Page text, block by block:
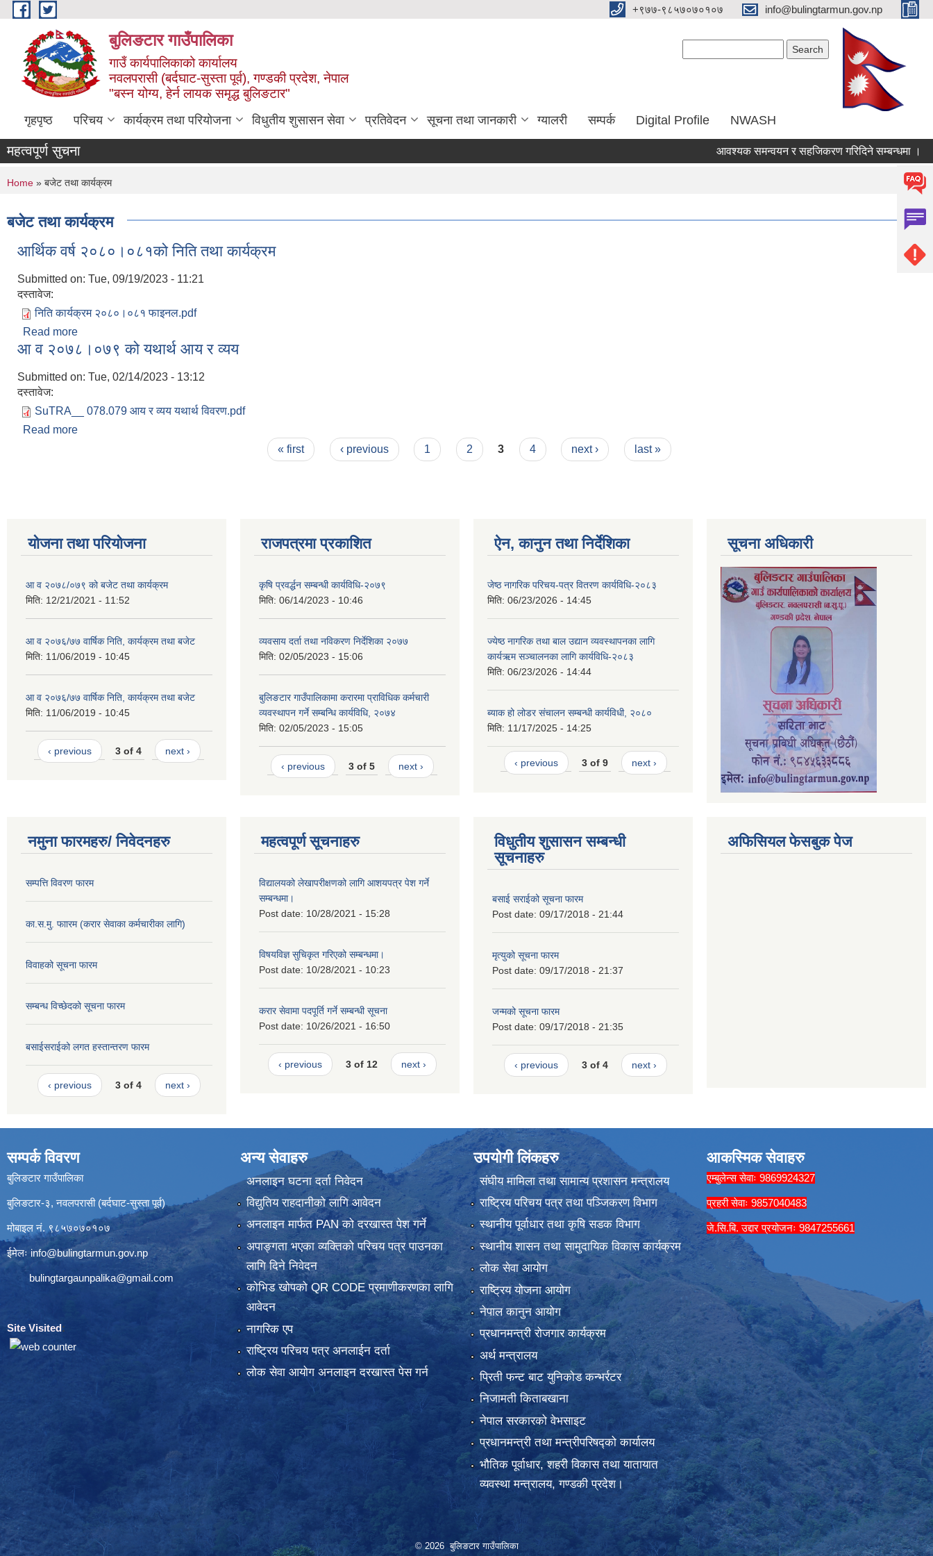
Skip to main content ‌+९७७-९८५७०७०१०७ info@bulingtarmun.gov.np
बुलिङटार गाउँपालिका
गाउँ कार्यपालिकाको कार्यालय
नवलपरासी (बर्दघाट-सुस्ता पूर्व), गण्डकी प्रदेश, नेपाल
"बस्न योग्य, हेर्न लायक समृद्ध बुलिङटार"
गृहपृष्ठ परिचय कार्यक्रम तथा परियोजना विधुतीय शुसासन सेवा प्रतिवेदन सूचना तथा जानकारी ग्यालरी सम्पर्क Digital Profile NWASH
महत्वपूर्ण सुचना आवश्यक समन्वयन र सहजिकरण गरिदिने सम्बन्धमा ।
You are here
Home » बजेट तथा कार्यक्रम
बजेट तथा कार्यक्रम
आर्थिक वर्ष २०८०।०८१को निति तथा कार्यक्रम
Submitted on: Tue, 09/19/2023 - 11:21
दस्तावेज:
निति कार्यक्रम २०८०।०८१ फाइनल.pdf
Read more
आ व २०७८।०७९ को यथार्थ आय र व्यय
Submitted on: Tue, 02/14/2023 - 13:12
दस्तावेज:
SuTRA__ 078.079 आय र व्यय यथार्थ विवरण.pdf
Read more
« first ‹ previous 1 2 3 4 next › last »
योजना तथा परियोजना
आ व २०७८/०७९ को बजेट तथा कार्यक्रम
मिति: 12/21/2021 - 11:52
आ व २०७६/७७ वार्षिक निति, कार्यक्रम तथा बजेट
मिति: 11/06/2019 - 10:45
आ व २०७६/७७ वार्षिक निति, कार्यक्रम तथा बजेट
मिति: 11/06/2019 - 10:45
‹ previous 3 of 4 next ›
राजपत्रमा प्रकाशित
कृषि प्रवर्द्धन सम्बन्धी कार्यविधि-२०७९
मिति: 06/14/2023 - 10:46
व्यवसाय दर्ता तथा नविकरण निर्देशिका २०७७
मिति: 02/05/2023 - 15:06
बुलिङटार गाउँपालिकामा करारमा प्राविधिक कर्मचारी
व्यवस्थापन गर्ने सम्बन्धि कार्यविधि, २०७४
मिति: 02/05/2023 - 15:05
‹ previous 3 of 5 next ›
ऐन, कानुन तथा निर्देशिका
जेष्ठ नागरिक परिचय-पत्र वितरण कार्यविधि-२०८३
मिति: 06/23/2026 - 14:45
ज्येष्ठ नागरिक तथा बाल उद्यान व्यवस्थापनका लागि
कार्यऋम सञ्चालनका लागि कार्यविधि-२०८३
मिति: 06/23/2026 - 14:44
ब्याक हो लोडर संचालन सम्बन्धी कार्यविधी, २०८०
मिति: 11/17/2025 - 14:25
‹ previous 3 of 9 next ›
सूचना अधिकारी
नमुना फारमहरु/ निवेदनहरु
सम्पत्ति विवरण फारम
का.स.मु. फाारम (करार सेवाका कर्मचारीका लागि)
विवाहको सूचना फारम
सम्बन्ध विच्छेदको सूचना फारम
बसाईसराईको लगत हस्तान्तरण फारम
‹ previous 3 of 4 next ›
महत्वपूर्ण सूचनाहरु
विद्यालयको लेखापरीक्षणको लागि आशयपत्र पेश गर्ने
सम्बन्धमा।
Post date: 10/28/2021 - 15:28
विषयविज्ञ सुचिकृत गरिएको सम्बन्धमा।
Post date: 10/28/2021 - 10:23
करार सेवामा पदपूर्ति गर्ने सम्बन्धी सूचना
Post date: 10/26/2021 - 16:50
‹ previous 3 of 12 next ›
विधुतीय शुसासन सम्बन्धी
सूचनाहरु
बसाई सराईको सूचना फारम
Post date: 09/17/2018 - 21:44
मृत्युको सूचना फारम
Post date: 09/17/2018 - 21:37
जन्मको सूचना फारम
Post date: 09/17/2018 - 21:35
‹ previous 3 of 4 next ›
अफिसियल फेसबुक पेज
सम्पर्क विवरण
बुलिङटार गाउँपालिका
बुलिङटार-३, नवलपरासी (बर्दघाट-सुस्ता पूर्व)
मोबाइल नं. ९८५७०७०१०७
ईमेलः info@bulingtarmun.gov.np
bulingtargaunpalika@gmail.com
Site Visited:
अन्य सेवाहरु
अनलाइन घटना दर्ता निवेदन
विद्युतिय राहदानीको लागि आवेदन
अनलाइन मार्फत PAN को दरखास्त पेश गर्ने
अपाङ्गता भएका व्यक्तिको परिचय पत्र पाउनका
लागि दिने निवेदन
कोभिड खोपको QR CODE प्रमाणीकरणका लागि
आवेदन
नागरिक एप
राष्ट्रिय परिचय पत्र अनलाईन दर्ता
लोक सेवा आयोग अनलाइन दरखास्त पेस गर्न
उपयोगी लिंकहरु
संघीय मामिला तथा सामान्य प्रशासन मन्त्रालय
राष्ट्रिय परिचय पत्र तथा पञ्जिकरण विभाग
स्थानीय पूर्वाधार तथा कृषि सडक विभाग
स्थानीय शासन तथा सामुदायिक विकास कार्यक्रम
लोक सेवा आयोग
राष्ट्रिय योजना आयोग
नेपाल कानुन आयोग
प्रधानमन्त्री रोजगार कार्यक्रम
अर्थ मन्त्रालय
प्रिती फन्ट बाट युनिकोड कन्भर्रटर
निजामती किताबखाना
नेपाल सरकारको वेभसाइट
प्रधानमन्त्री तथा मन्त्रीपरिषद्को कार्यालय
भौतिक पूर्वाधार, शहरी विकास तथा यातायात
व्यवस्था मन्त्रालय, गण्डकी प्रदेश।
आकस्मिक सेवाहरु
एम्बुलेन्स सेवाः 9869924327
प्रहरी सेवाः 9857040483
जे.सि.बि. उद्दार प्रयोजनः 9847255661
© 2026 बुलिङटार गाउँपालिका